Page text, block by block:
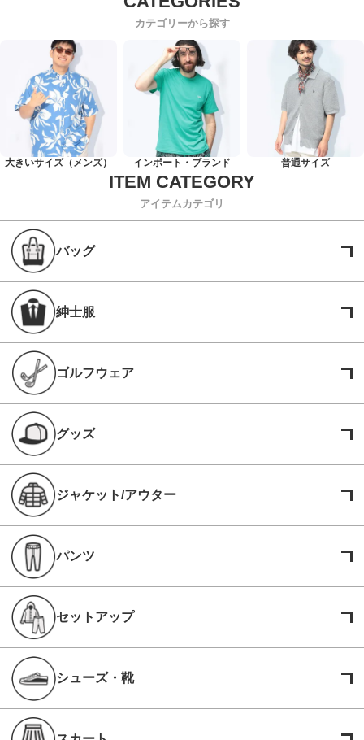
カテゴリーから探す
大きいサイズ（メンズ） インポート・ブランド 普通サイズ
アイテムカテゴリ
バッグ
紳士服
ゴルフウェア
グッズ
ジャケット/アウター
パンツ
セットアップ
シューズ・靴